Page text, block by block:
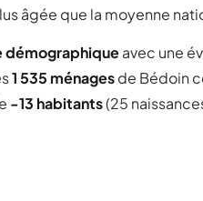
âgée que la moyenne
démographiqueavec une
1 535 ménagesde Bédoin
-13 habitants(25